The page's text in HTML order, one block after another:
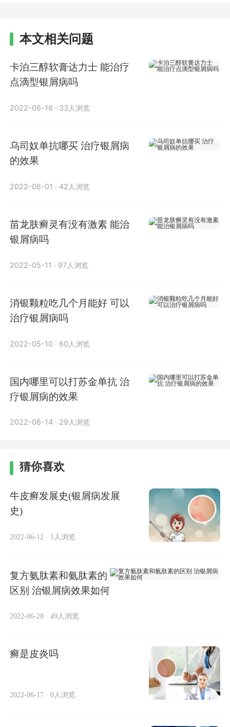
本文相关问题
卡泊三醇软膏达力士 能治疗
点滴型银屑病吗
2022-06-18 · 33人浏览
乌司奴单抗哪买 治疗银屑病
的效果
2022-06-01 · 42人浏览
苗龙肤癣灵有没有激素 能治
银屑病吗
2022-05-11 · 97人浏览
消银颗粒吃几个月能好 可以
治疗银屑病吗
2022-05-10 · 60人浏览
国内哪里可以打苏金单抗 治
疗银屑病的效果
2022-06-14 · 29人浏览
猜你喜欢
牛皮癣发展史(银屑病发展
史)
2022-06-12 · 1人浏览
复方氨肽素和氨肽素的
区别 治银屑病效果如何
2022-06-28 · 49人浏览
癣是皮炎吗
2022-06-17 · 0人浏览